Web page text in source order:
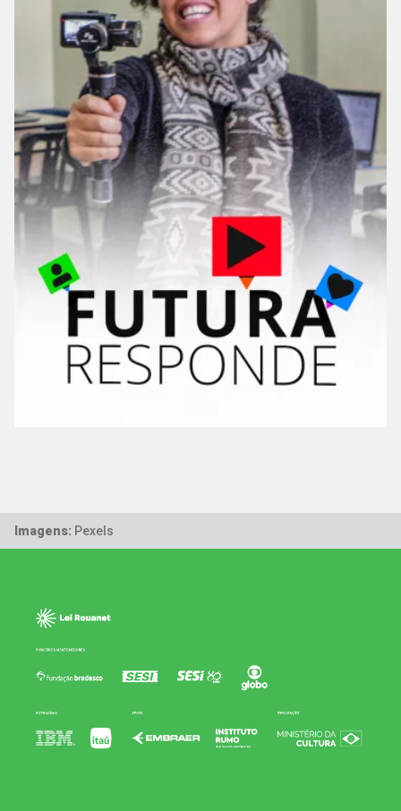
Imagens: Pexels